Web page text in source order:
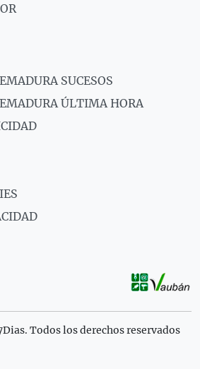
SUCESOS
ÚLTIMA HORA
Todos los derechos reservados